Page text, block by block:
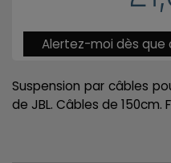
Alertez-moi dès que
Suspension par câbles
de JBL. Câbles de 150cm.